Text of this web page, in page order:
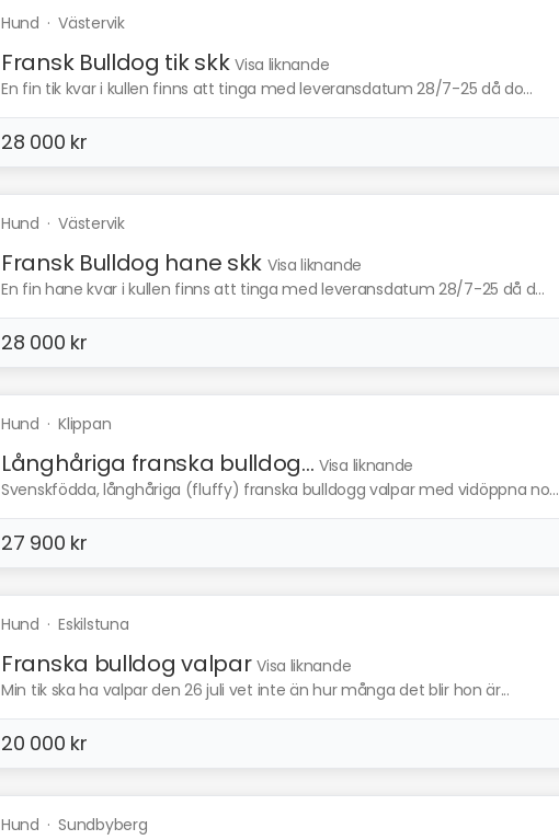
Hund ·Västervik
Fransk Bulldog tik skk Visa liknande
En fin tik kvar i kullen finns att tinga med leveransdatum 28/7-25 då do...
28 000 kr
Hund ·Västervik
Fransk Bulldog hane skk Visa liknande
En fin hane kvar i kullen finns att tinga med leveransdatum 28/7-25 då d...
28 000 kr
Hund ·Klippan
Långhåriga franska bulldog... Visa liknande
Svenskfödda, långhåriga (fluffy) franska bulldogg valpar med vidöppna no...
27 900 kr
Hund ·Eskilstuna
Franska bulldog valpar Visa liknande
Min tik ska ha valpar den 26 juli vet inte än hur många det blir hon är...
20 000 kr
Hund ·Sundbyberg